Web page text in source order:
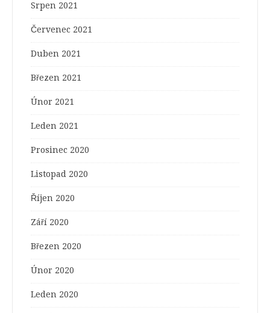
Srpen 2021
Červenec 2021
Duben 2021
Březen 2021
Únor 2021
Leden 2021
Prosinec 2020
Listopad 2020
Říjen 2020
Září 2020
Březen 2020
Únor 2020
Leden 2020